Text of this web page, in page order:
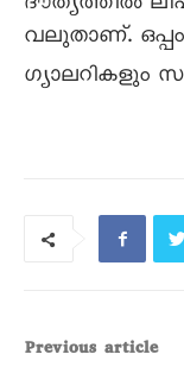
വലുതാണ്‌.
ഗ്യാലറികളും
Previous article